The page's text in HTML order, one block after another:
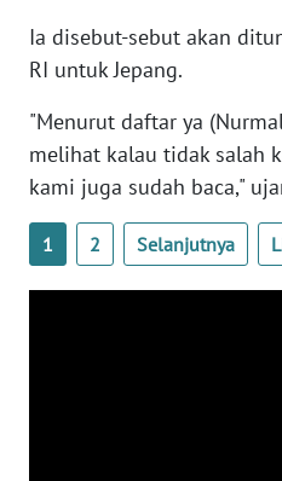
Ia disebut-sebut akan
RI untuk Jepang.
"Menurut daftar ya
melihat kalau tidak salah
kami juga sudah baca,"
1 2 Selanjutnya
WN
WN
NTT